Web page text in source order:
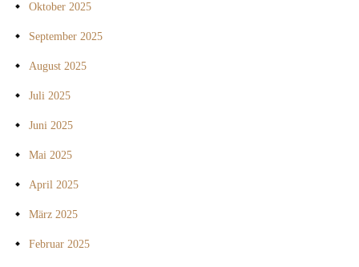
Oktober 2025
September 2025
August 2025
Juli 2025
Juni 2025
Mai 2025
April 2025
März 2025
Februar 2025